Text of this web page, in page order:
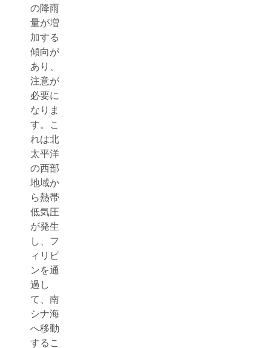
の降雨
量が増
加する
傾向が
あり、
注意が
必要に
なりま
す。こ
れは北
太平洋
の西部
地域か
ら熱帯
低気圧
が発生
し、フ
ィリピ
ンを通
過し
て、南
シナ海
へ移動
するこ